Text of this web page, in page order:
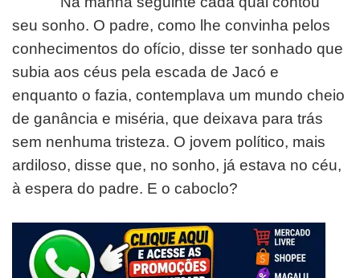
seu sonho. O padre, como lhe convinha pelos
conhecimentos do ofício, disse ter sonhado que
subia aos céus pela escada de Jacó e
enquanto o fazia, contemplava um mundo cheio
de ganância e miséria, que deixava para trás
sem nenhuma tristeza. O jovem político, mais
ardiloso, disse que, no sonho, já estava no céu,
à espera do padre. E o caboclo?